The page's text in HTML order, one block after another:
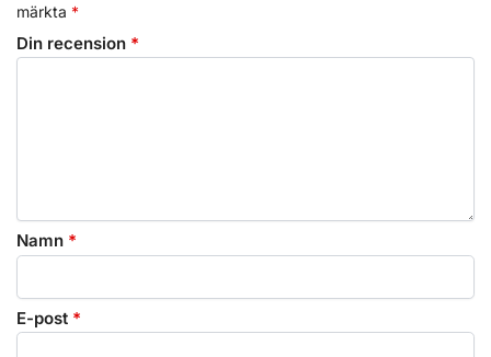
märkta *
Din recension *
Namn *
E-post *